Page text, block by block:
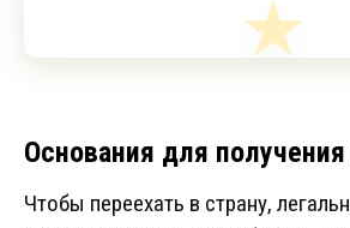
Основания для
Чтобы переехать в страну,